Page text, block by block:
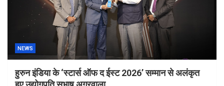
NEWS
हुरुन इंडिया के ‘स्टार्स ऑफ द ईस्ट 2026’ सम्मान से अलंकृत